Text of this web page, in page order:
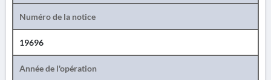
Numéro de la notice
19696
Année de l'opération